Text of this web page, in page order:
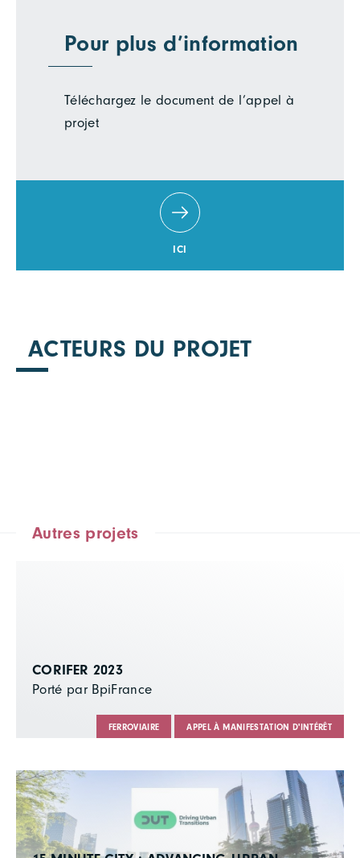
Pour plus d’information
Téléchargez le document de l’appel à
projet
ICI
ACTEURS DU PROJET
Autres projets
CORIFER 2023
Porté par BpiFrance
FERROVIAIRE APPEL À MANIFESTATION D'INTÉRÊT